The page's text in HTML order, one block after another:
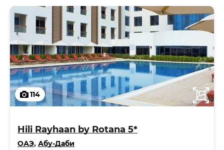
114
Hili Rayhaan by Rotana 5*
ОАЭ, Абу-Даби